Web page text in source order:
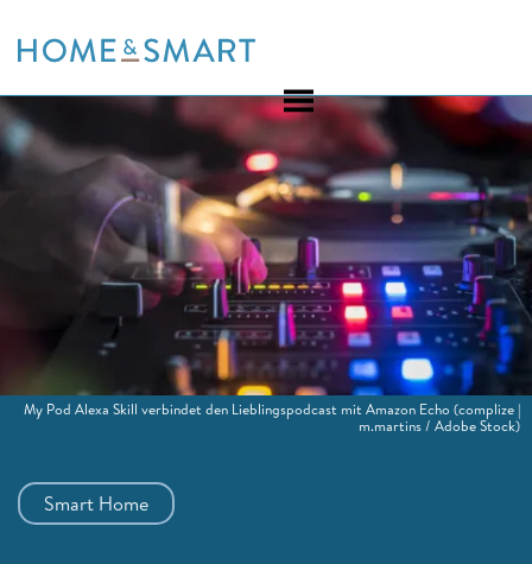
to
Smart Home
My Pod Alexa Skill verbindet den Lieblingspodcast mit Amazon Echo (complize |
m.martins / Adobe Stock)